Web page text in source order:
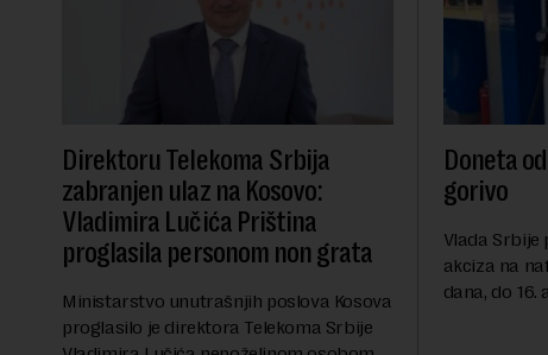
Direktoru Telekoma Srbija
zabranjen ulaz na Kosovo:
Vladimira Lučića Priština
proglasila personom non grata
Ministarstvo unutrašnjih poslova Kosova
proglasilo je direktora Telekoma Srbije
Doneta
gorivo
Vlada Srbije
akciza na
dana, do